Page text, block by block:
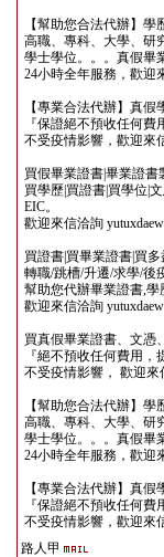
【幫助您合法代辦】
高職、專科、大學、研
學士學位。。。真假畢
24小時全年服務，歡迎
【專業合法代辦】真
『保證絕不預收任何
不受疫情影響，歡迎來
買假畢業證書|畢業證書
買學歷|買證書|買學位|
EIC。
歡迎來信洽詢
買證書|買畢業證書|買多
轉職/跳槽/升遷/求學/後
幫助您代辦畢業證書,學
歡迎來信洽詢
買真假畢業證書、文憑
『絕不預收任何費用
不受疫情影響， 歡迎來
【幫助您合法代辦】
高職、專科、大學、研
學士學位。。。真假畢
24小時全年服務，歡迎
【專業合法代辦】真
『保證絕不預收任何
不受疫情影響，歡迎來
路人甲